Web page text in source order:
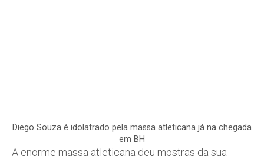
Diego Souza é idolatrado pela massa atleticana já na chegada
em BH
A enorme massa atleticana deu mostras da sua